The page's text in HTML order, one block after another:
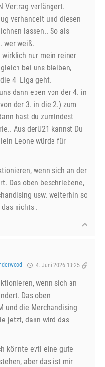
Vertrag verlängert.
verhandelt und diesen
lassen.. So als
wer weiß.
wirklich nur mein reiner
bei uns bleiben,
4. Liga geht.
dann eben von der 4. in
der 3. in die 2.) zum
hast du zumindest
Aus derU21 kannst Du
Leone würde für
wenn sich an der
Das oben beschriebene,
usw. weiterhin so
nichts..
4. Juni 2026 13:25
wenn sich an
Das oben
und die Merchandising
jetzt, dann wird das
könnte evtl eine gute
aber das ist mir